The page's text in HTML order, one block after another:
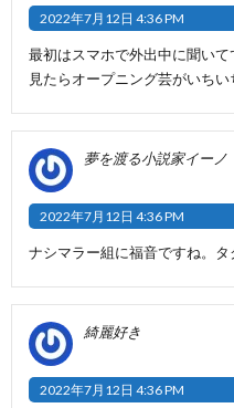
2022年7月12日 4:36 PM
最初はスマホで外出中に聞い
見たらオープニング芸がいちい
夢を渡る小説家イーノ
2022年7月12日 4:36 PM
ナシマラー組に福音ですね。タ
綺麗好き
2022年7月12日 4:36 PM